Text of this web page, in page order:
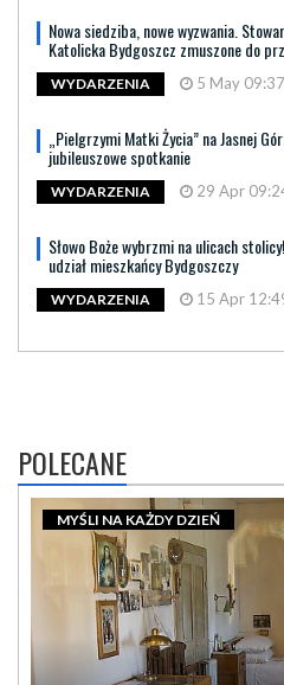
Nowa siedziba, nowe wyzwania.
Katolicka Bydgoszcz zmuszone do
WYDARZENIA 5 May 09:37
„Pielgrzymi Matki Życia” na Jasnej
jubileuszowe spotkanie
WYDARZENIA 29 Apr
Słowo Boże wybrzmi na ulicach
udział mieszkańcy Bydgoszczy
WYDARZENIA 15 Apr
POLECANE
MYŚLI NA KAŻDY DZIEŃ